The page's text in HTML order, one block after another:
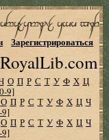
Зарегистрироваться
О П Р С Т У Ф Х Ц
9]
О П Р С Т У Ф Х Ц Ч
9]
О П Р С Т У Ф Х Ц Ч
9]